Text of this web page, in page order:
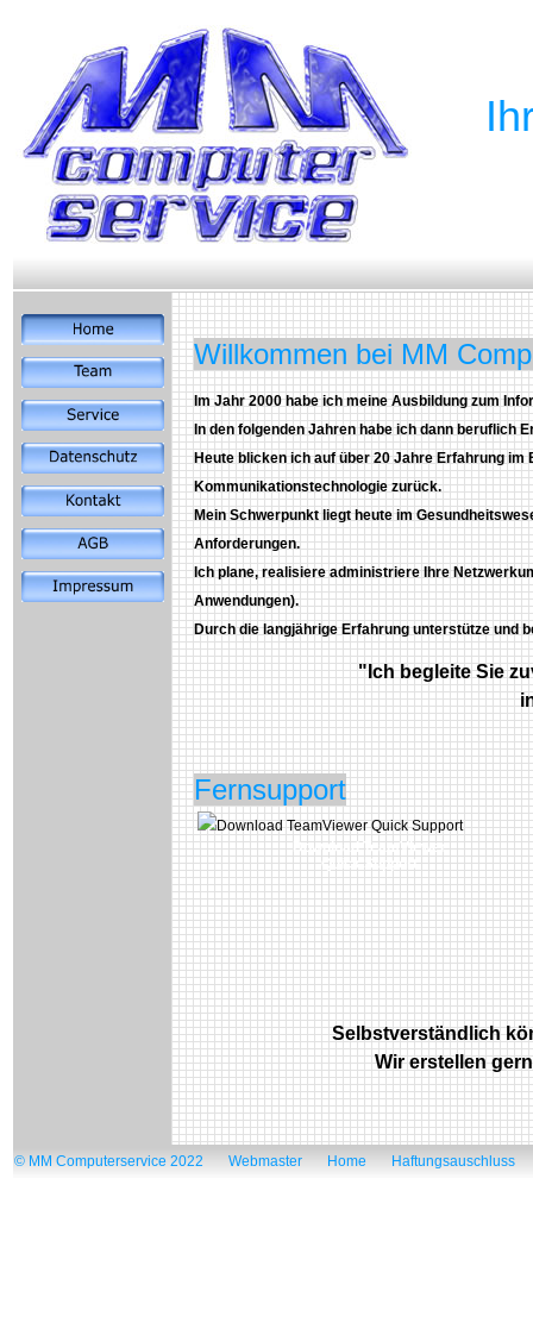
Willkommen bei MM
Im Jahr 2000 habe ich meine Ausbildung zum
In den folgenden Jahren habe ich dann beruflich
Heute blicken ich auf über 20 Jahre Erfahrung
Kommunikationstechnologie zurück.
Mein Schwerpunkt liegt heute im
Anforderungen.
Ich plane, realisiere administriere Ihre
Anwendungen).
Durch die langjährige Erfahrung unterstütze und
"Ich begleite Sie
Fernsupport
Download TeamViewer
Quick Support
Selbstverständlich
Wir erstellen
© MM Computerservice 2022 Webmaster Home Haftungsauschluss